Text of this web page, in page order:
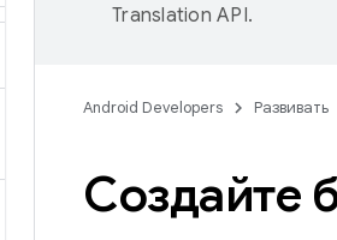
Translation API.
Android Developers Развивать
Создайте